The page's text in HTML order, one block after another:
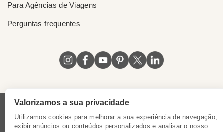
Para Agências de Viagens
Perguntas frequentes
Licença do Vietnã Certificado de Singapura
Certificado de Hong Kong, China |
Registro de marcas no
Valorizamos a sua privacidade
Utilizamos cookies para melhorar a sua experiência de navegação,
exibir anúncios ou conteúdos personalizados e analisar o nosso